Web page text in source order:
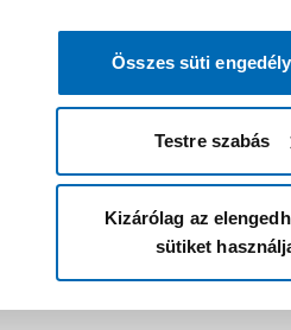
Összes süti
Testre szabás
Kizárólag az
sütiket